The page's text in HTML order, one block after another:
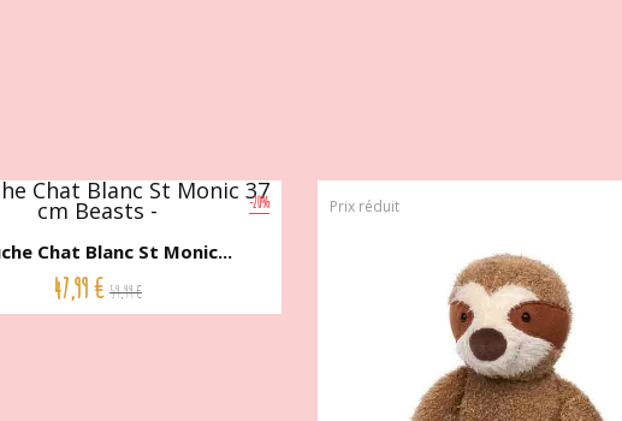
-20%
Chat Blanc St Monic...
47,99 € 59,99 €
Prix réduit